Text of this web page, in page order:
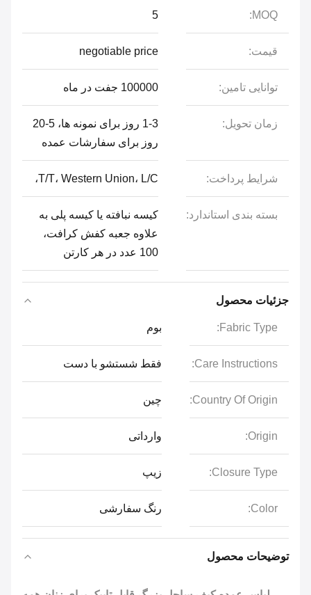
MOQ:
قیمت: negotiable price
توانایی تامین: 100000 جفت در ماه
زمان تحویل:
1-3 روز برای نمونه ها، 5-20
روز برای سفارشات عمده
شرایط پرداخت: T/T، Western Union، L/C،
بسته بندی استاندارد:
کیسه نبافته یا کیسه پلی به
علاوه جعبه کفش کرافت،
جزئیات محصول
Fabric Type:
Care Instructions: فقط شستشو با دست
Country Of Origin:
Origin: وارداتی
Closure Type:
Color: رنگ سفارشی
توضیحات محصول